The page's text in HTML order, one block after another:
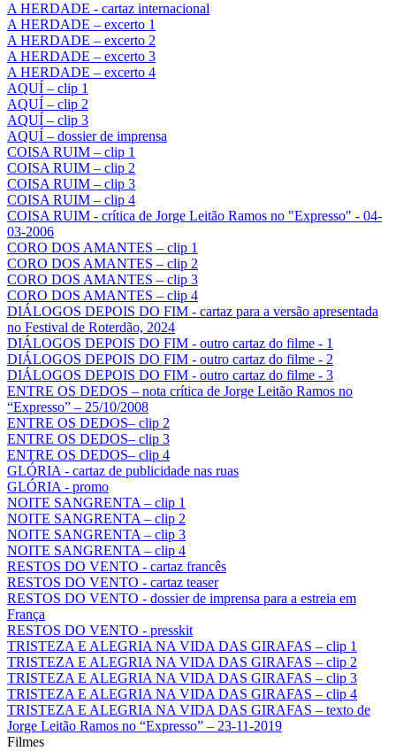
A HERDADE - cartaz internacional
A HERDADE – excerto 1
A HERDADE – excerto 2
A HERDADE – excerto 3
A HERDADE – excerto 4
AQUÍ – clip 1
AQUÍ – clip 2
AQUÍ – clip 3
AQUÍ – dossier de imprensa
COISA RUIM – clip 1
COISA RUIM – clip 2
COISA RUIM – clip 3
COISA RUIM – clip 4
COISA RUIM - crítica de Jorge Leitão Ramos no "Expresso" - 04-
03-2006
CORO DOS AMANTES – clip 1
CORO DOS AMANTES – clip 2
CORO DOS AMANTES – clip 3
CORO DOS AMANTES – clip 4
DIÁLOGOS DEPOIS DO FIM - cartaz para a versão apresentada
no Festival de Roterdão, 2024
DIÁLOGOS DEPOIS DO FIM - outro cartaz do filme - 1
DIÁLOGOS DEPOIS DO FIM - outro cartaz do filme - 2
DIÁLOGOS DEPOIS DO FIM - outro cartaz do filme - 3
ENTRE OS DEDOS – nota crítica de Jorge Leitão Ramos no
“Expresso” – 25/10/2008
ENTRE OS DEDOS– clip 2
ENTRE OS DEDOS– clip 3
ENTRE OS DEDOS– clip 4
GLÓRIA - cartaz de publicidade nas ruas
GLÓRIA - promo
NOITE SANGRENTA – clip 1
NOITE SANGRENTA – clip 2
NOITE SANGRENTA – clip 3
NOITE SANGRENTA – clip 4
RESTOS DO VENTO - cartaz francês
RESTOS DO VENTO - cartaz teaser
RESTOS DO VENTO - dossier de imprensa para a estreia em
França
RESTOS DO VENTO - presskit
TRISTEZA E ALEGRIA NA VIDA DAS GIRAFAS – clip 1
TRISTEZA E ALEGRIA NA VIDA DAS GIRAFAS – clip 2
TRISTEZA E ALEGRIA NA VIDA DAS GIRAFAS – clip 3
TRISTEZA E ALEGRIA NA VIDA DAS GIRAFAS – clip 4
TRISTEZA E ALEGRIA NA VIDA DAS GIRAFAS – texto de
Jorge Leitão Ramos no “Expresso” – 23-11-2019
Filmes